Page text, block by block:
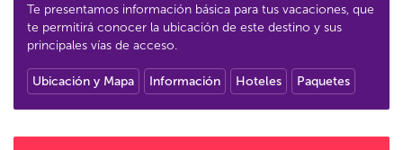
Te presentamos información básica para tus vacaciones, que
te permitirá conocer la ubicación de este destino y sus
principales vías de acceso.
Ubicación y Mapa Información Hoteles Paquetes